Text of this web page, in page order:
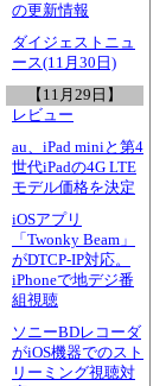
の更新情報
ダイジェストニュ
ース(11月30日)
【11月29日】
レビュー
au、iPad miniと第4
世代iPadの4G LTE
モデル価格を決定
iOSアプリ
「Twonky Beam」
がDTCP-IP対応。
iPhoneで地デジ番
組視聴
ソニーBDレコーダ
がiOS機器でのスト
リーミング視聴対